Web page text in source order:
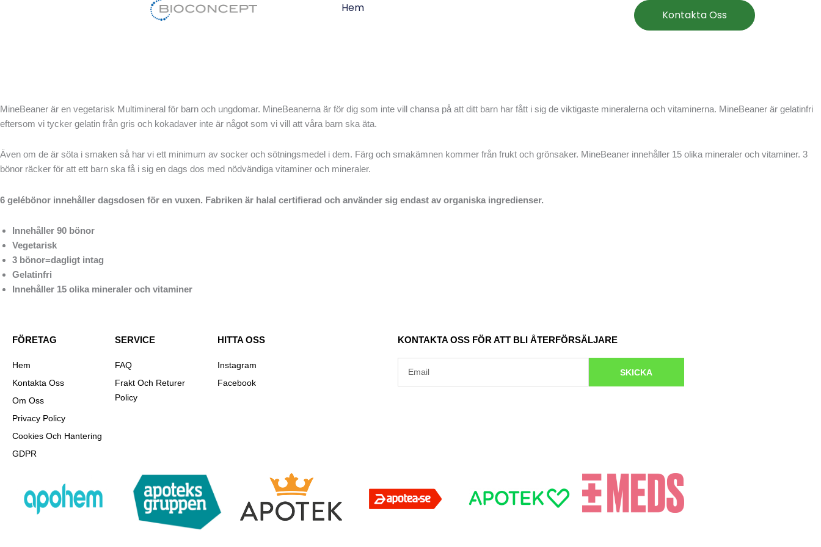
Hem
Kontakta Oss
MineBeaner är en vegetarisk Multimineral för barn och ungdomar. MineBeanerna är för dig som inte vill chansa på att ditt barn har fått i sig de viktigaste mineralerna och vitaminerna. MineBeaner är gelatinfri
eftersom vi tycker gelatin från gris och kokadaver inte är något som vi vill att våra barn ska äta.
Även om de är söta i smaken så har vi ett minimum av socker och sötningsmedel i dem. Färg och smakämnen kommer från frukt och grönsaker. MineBeaner innehåller 15 olika mineraler och vitaminer. 3
bönor räcker för att ett barn ska få i sig en dags dos med nödvändiga vitaminer och mineraler.
6 gelébönor innehåller dagsdosen för en vuxen. Fabriken är halal certifierad och använder sig endast av organiska ingredienser.
Innehåller 90 bönor
Vegetarisk
3 bönor=dagligt intag
Gelatinfri
Innehåller 15 olika mineraler och vitaminer
FÖRETAG
Hem
Kontakta Oss
Om Oss
Privacy Policy
Cookies Och Hantering
GDPR
SERVICE
FAQ
Frakt Och Returer
Policy
HITTA OSS
Instagram
Facebook
KONTAKTA OSS FÖR ATT BLI ÅTERFÖRSÄLJARE
SKICKA